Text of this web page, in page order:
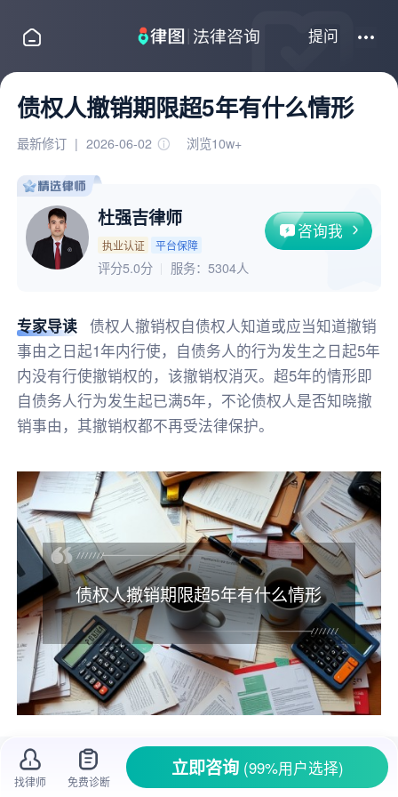
提问
债权人撤销期限超5年有什么情形
最新修订 | 2026-06-02 浏览10w+
杜强吉律师
执业认证 平台保障
咨询我
评分5.0分 服务： 5304人
专家导读
债权人撤销权自债权人知道或应当知道撤销
事由之日起1年内行使，自债务人的行为发生之日起5年
内没有行使撤销权的，该撤销权消灭。超5年的情形即
自债务人行为发生起已满5年，不论债权人是否知晓撤
销事由，其撤销权都不再受法律保护。
债权人撤销期限超5年有什么情形
债权债务关系里，债权人有一项重要的权
利，就是撤销权。简单来说，当债务人 做出一些
找律师 免费诊断
立即咨询 (99%用户选择)